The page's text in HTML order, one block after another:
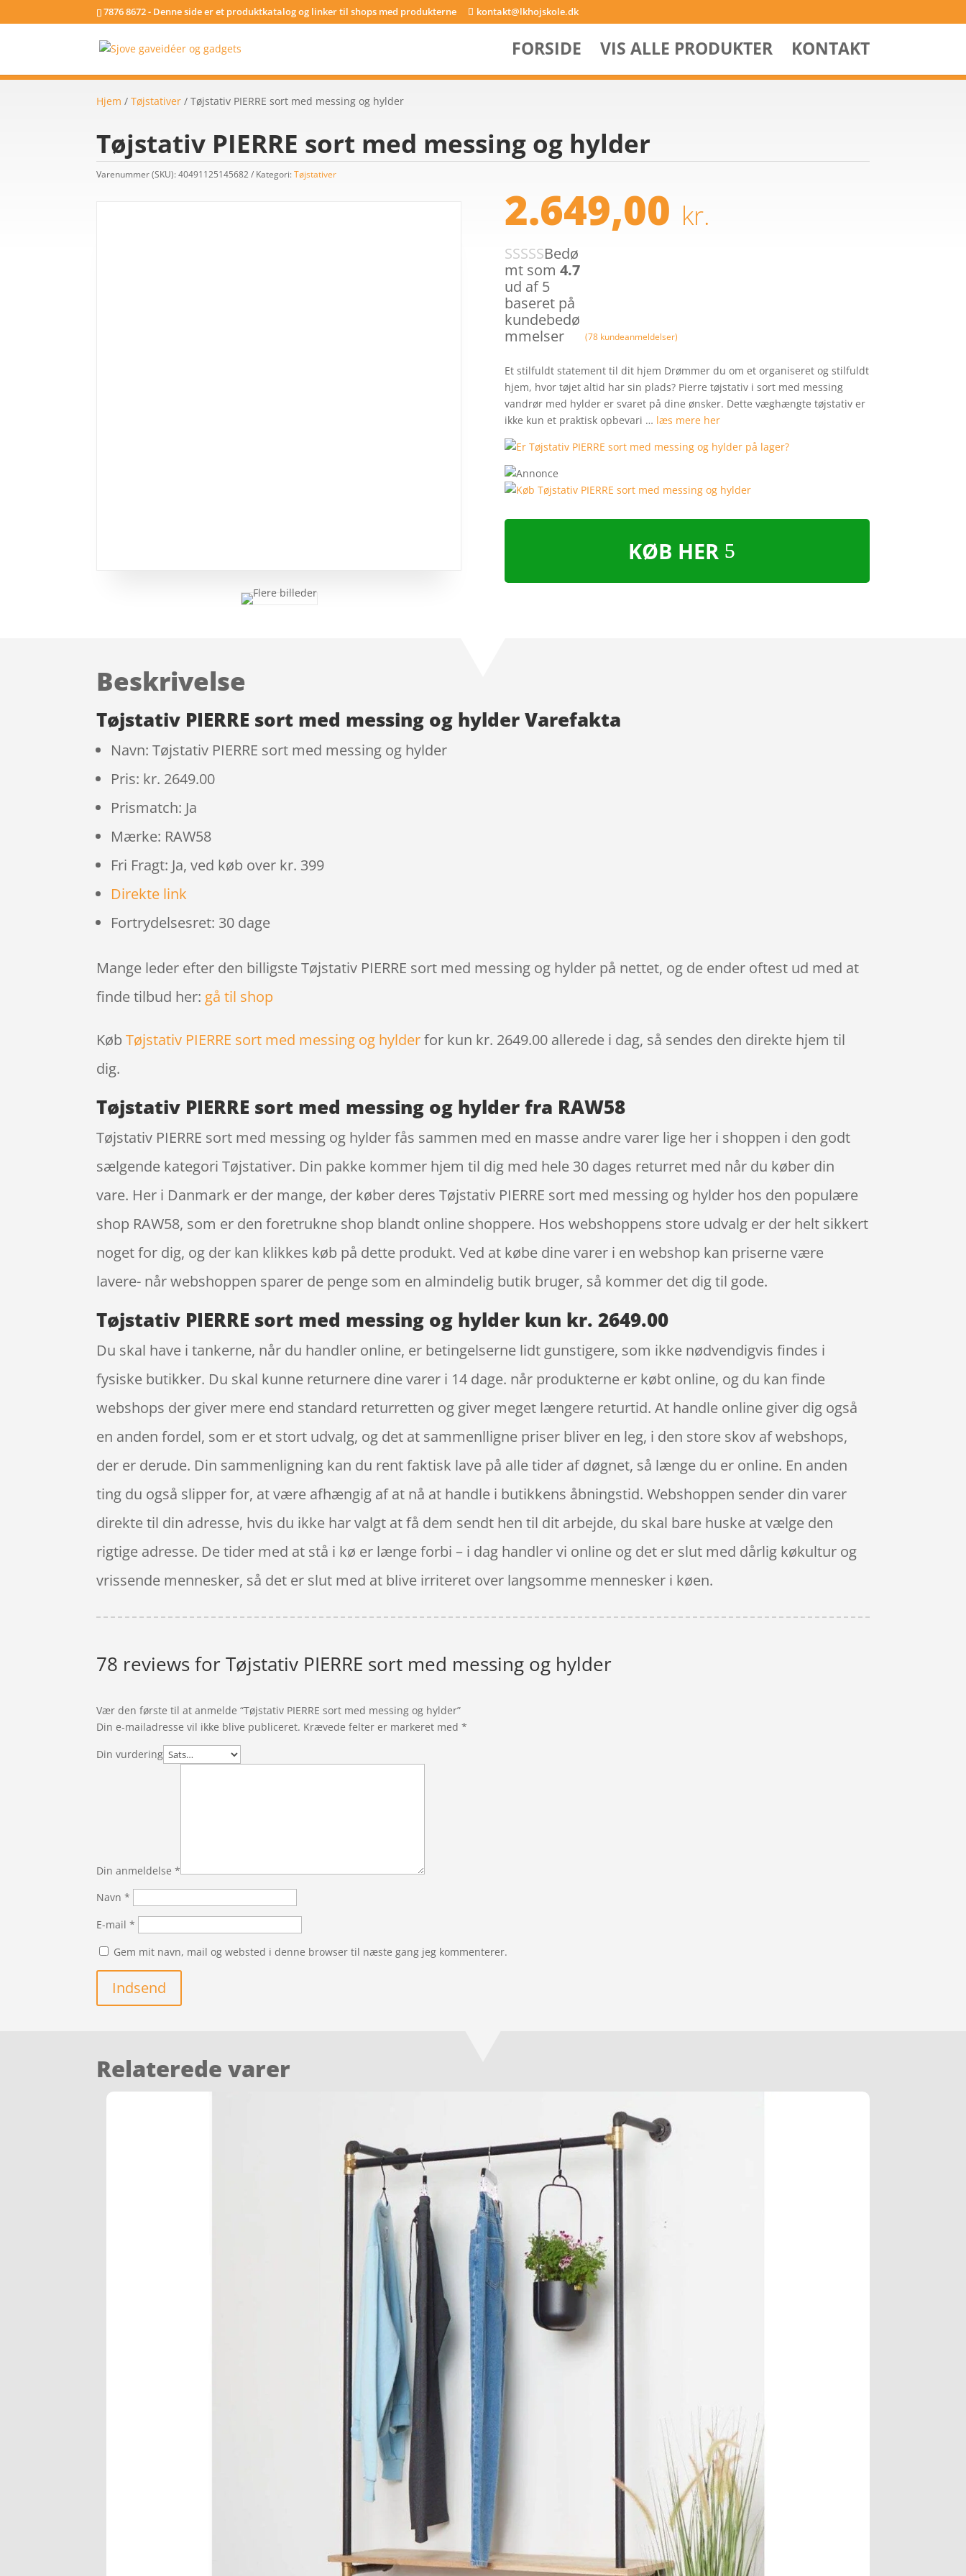
7876 8672 - Denne side er et produktkatalog og linker til shops med produkterne kontakt@lkhojskole.dk
FORSIDE VIS ALLE PRODUKTER KONTAKT
Hjem /Tøjstativer / Tøjstativ PIERRE sort med messing og hylder
Tøjstativ PIERRE sort med messing og hylder
Varenummer (SKU):40491125145682 Kategori:Tøjstativer
2.649,00 kr.
Bedø
mt som 4.7
ud af 5
baseret på
kundebedø
mmelser
(78kundeanmeldelser)
Et stilfuldt statement til dit hjem Drømmer du om et organiseret og stilfuldt
hjem, hvor tøjet altid har sin plads? Pierre tøjstativ i sort med messing
vandrør med hylder er svaret på dine ønsker. Dette væghængte tøjstativ er
ikke kun et praktisk opbevari … læs mere her
KØB HER
Beskrivelse
Tøjstativ PIERRE sort med messing og hylder Varefakta
Navn: Tøjstativ PIERRE sort med messing og hylder
Pris: kr. 2649.00
Prismatch: Ja
Mærke: RAW58
Fri Fragt: Ja, ved køb over kr. 399
Direkte link
Fortrydelsesret: 30 dage
Mange leder efter den billigste Tøjstativ PIERRE sort med messing og hylder på nettet, og de ender oftest ud med at
finde tilbud her:gå til shop
KøbTøjstativ PIERRE sort med messing og hylderfor kun kr. 2649.00 allerede i dag, så sendes den direkte hjem til
dig.
Tøjstativ PIERRE sort med messing og hylder fra RAW58
Tøjstativ PIERRE sort med messing og hylder fås sammen med en masse andre varer lige her i shoppen i den godt
sælgende kategori Tøjstativer. Din pakke kommer hjem til dig med hele 30 dages returret med når du køber din
vare. Her i Danmark er der mange, der køber deres Tøjstativ PIERRE sort med messing og hylder hos den populære
shop RAW58, som er den foretrukne shop blandt online shoppere. Hos webshoppens store udvalg er der helt sikkert
noget for dig, og der kan klikkes køb på dette produkt. Ved at købe dine varer i en webshop kan priserne være
lavere- når webshoppen sparer de penge som en almindelig butik bruger, så kommer det dig til gode.
Tøjstativ PIERRE sort med messing og hylder kun kr. 2649.00
Du skal have i tankerne, når du handler online, er betingelserne lidt gunstigere, som ikke nødvendigvis findes i
fysiske butikker. Du skal kunne returnere dine varer i 14 dage. når produkterne er købt online, og du kan finde
webshops der giver mere end standard returretten og giver meget længere returtid. At handle online giver dig også
en anden fordel, som er et stort udvalg, og det at sammenlligne priser bliver en leg, i den store skov af webshops,
der er derude. Din sammenligning kan du rent faktisk lave på alle tider af døgnet, så længe du er online. En anden
ting du også slipper for, at være afhængig af at nå at handle i butikkens åbningstid. Webshoppen sender din varer
direkte til din adresse, hvis du ikke har valgt at få dem sendt hen til dit arbejde, du skal bare huske at vælge den
rigtige adresse. De tider med at stå i kø er længe forbi – i dag handler vi online og det er slut med dårlig køkultur og
vrissende mennesker, så det er slut med at blive irriteret over langsomme mennesker i køen.
78 reviews forTøjstativ PIERRE sort med messing og hylder
Vær den første til at anmelde “Tøjstativ PIERRE sort med messing og hylder”
Din e-mailadresse vil ikke blive publiceret. Krævede felter er markeret med*
Din vurdering
Din anmeldelse*
Navn*
E-mail*
Gem mit navn, mail og websted i denne browser til næste gang jeg kommenterer.
Indsend
Relaterede varer